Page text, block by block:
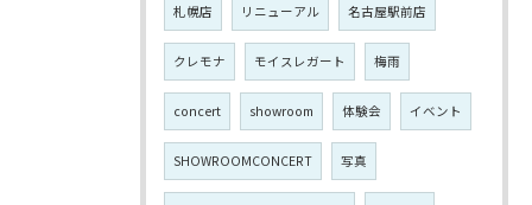
札幌店 リニューアル 名古屋駅前店
クレモナ モイスレガート 梅雨
concert showroom 体験会 イベント
SHOWROOMCONCERT 写真